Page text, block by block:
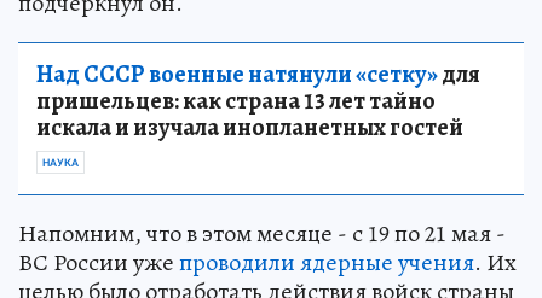
Над СССР военные натянули «сетку»для
пришельцев: как страна 13 лет тайно
искала и изучала инопланетных гостей
НАУКА
Напомним, что в этом месяце - с 19 по 21 мая -
ВС России ужепроводили ядерные учения. Их
целью было отработать действия войск страны